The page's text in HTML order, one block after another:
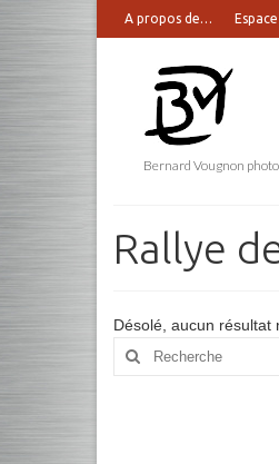
A propos de…
Bernard Vougnon
Rallye
Désolé, aucun résultat
Rechercher